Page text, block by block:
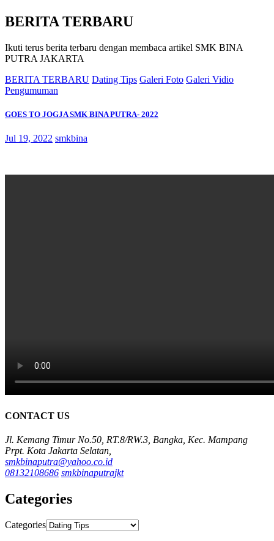
BERITA TERBARU
Ikuti terus berita terbaru dengan membaca artikel SMK BINA
PUTRA JAKARTA
BERITA TERBARU Dating Tips Galeri Foto Galeri Vidio
Pengumuman
GOES TO JOGJA SMK BINA PUTRA- 2022
Jul 19, 2022 smkbina
CONTACT US
Jl. Kemang Timur No.50, RT.8/RW.3, Bangka, Kec. Mampang
Prpt. Kota Jakarta Selatan,
smkbinaputra@yahoo.co.id
08132108686 smkbinaputrajkt
Categories
Categories